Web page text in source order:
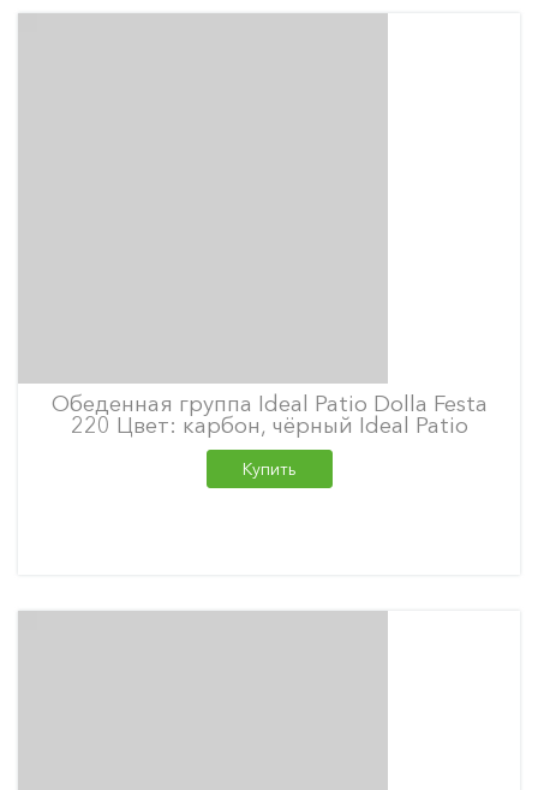
Обеденная группа Ideal Patio Dolla Festa
220 Цвет: карбон, чёрный Ideal Patio
Купить